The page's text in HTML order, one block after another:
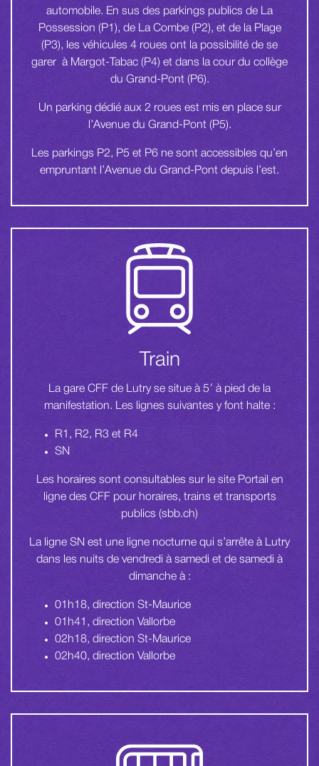
automobile. En sus des parkings publics de La
Possession (P1), de La Combe (P2), et de la Plage
(P3), les véhicules 4 roues ont la possibilité de se
garer à Margot-Tabac (P4) et dans la cour du collège
du Grand-Pont (P6).
Un parking dédié aux 2 roues est mis en place sur
l’Avenue du Grand-Pont (P5).
Les parkings P2, P5 et P6 ne sont accessibles qu’en
empruntant l’Avenue du Grand-Pont depuis l’est.
Train
La gare CFF de Lutry se situe à 5′ à pied de la
manifestation. Les lignes suivantes y font halte :
R1, R2, R3 et R4
SN
Les horaires sont consultables sur le site Portail en
ligne des CFF pour horaires, trains et transports
publics (sbb.ch)
La ligne SN est une ligne nocturne qui s’arrête à Lutry
dans les nuits de vendredi à samedi et de samedi à
dimanche à :
01h18, direction St-Maurice
01h41, direction Vallorbe
02h18, direction St-Maurice
02h40, direction Vallorbe